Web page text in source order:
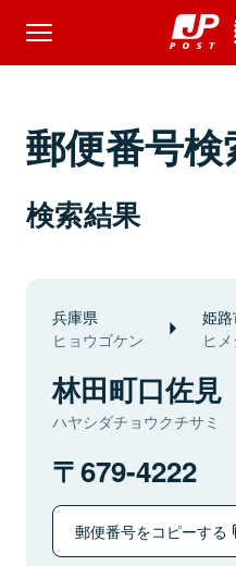
郵便番号検
検索結果
兵庫県
ヒョウゴケン
姫
ヒ
林田町口佐見
ハヤシダチョウクチサミ
679-4222
郵便番号をコピーする